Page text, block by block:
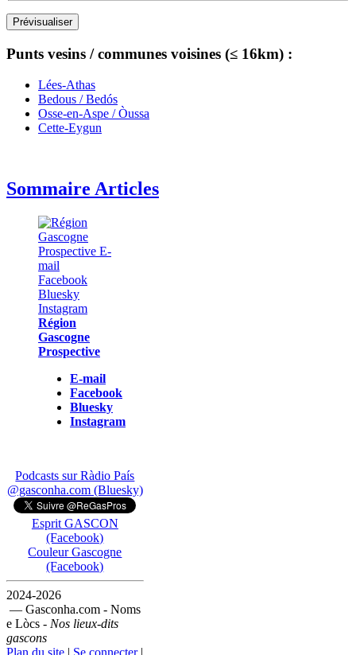
Punts vesins / communes voisines (≤ 16km) :
Lées-Athas
Bedous / Bedós
Osse-en-Aspe / Òussa
Cette-Eygun
Sommaire Articles
Région
Gascogne
Prospective
E-mail
Facebook
Bluesky
Instagram
Podcasts sur Ràdio País
@gasconha.com (Bluesky)
Esprit GASCON
(Facebook)
Couleur Gascogne
(Facebook)
2024-2026
— Gasconha.com - Noms
e Lòcs - Nos lieux-dits
gascons
Plan du site | Se connecter|